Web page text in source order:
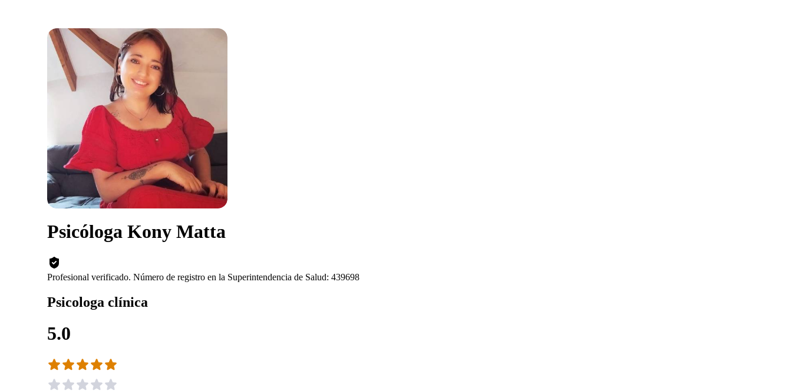
Psicóloga Kony Matta
Profesional verificado. Número de registro en la Superintendencia de Salud: 439698
Psicologa clínica
5.0